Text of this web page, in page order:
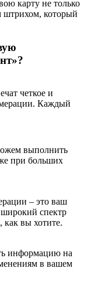
карту не только
который
четкое и
Каждый
выполнить
при больших
– это ваш
спектр
как вы хотите.
информацию на
в вашем